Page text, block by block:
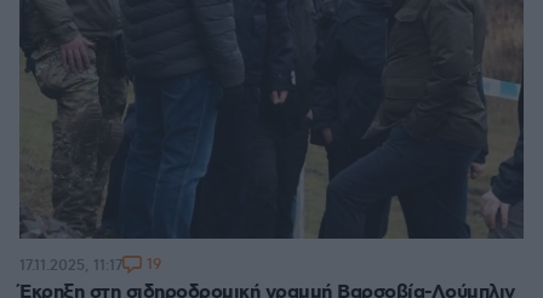
Έκρηξη στη σιδηροδρομική γραμμή Βαρσοβία-Λούμπλιν
17.11.2025, 11:17 19